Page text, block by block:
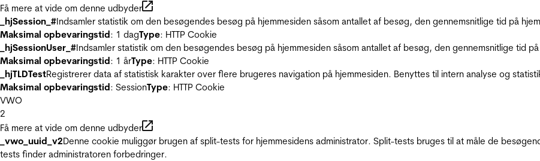
Få mere at vide om denne udbyder
_hjSession_#Indsamler statistik om den besøgendes besøg på hjemmesiden såsom antallet af besøg, den gennemsnitlige tid på
Maksimal opbevaringstid: 1 dagType: HTTP Cookie
_hjSessionUser_#Indsamler statistik om den besøgendes besøg på hjemmesiden såsom antallet af besøg, den gennemsnitlige tid
Maksimal opbevaringstid: 1 årType: HTTP Cookie
_hjTLDTestRegistrerer data af statistisk karakter over flere brugeres navigation på hjemmesiden. Benyttes til intern analyse og
Maksimal opbevaringstid: SessionType: HTTP Cookie
VWO
2
Få mere at vide om denne udbyder
_vwo_uuid_v2Denne cookie muliggør brugen af split-tests for hjemmesidens administrator. Split-tests bruges til at måle de
tests finder administratoren forbedringer.